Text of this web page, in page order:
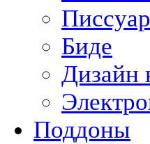
Биде
Дизайн
Поддоны